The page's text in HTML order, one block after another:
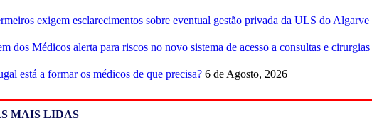
exigem esclarecimentos sobre eventual gestão privada da ULS do Algarve
dos Médicos alerta para riscos no novo sistema de acesso a consultas e cirurgias
está a formar os médicos de que precisa? 6 de Agosto, 2026
MAIS LIDAS